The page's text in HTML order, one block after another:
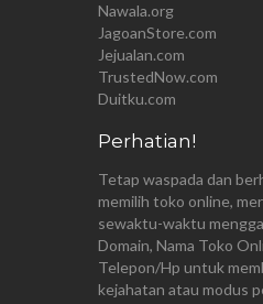
Nawala.org
JagoanStore.com
Jejualan.com
TrustedNow.com
Duitku.com
Perhatian!
Tetap waspada dan
memilih toko online,
sewaktu-waktu
Domain, Nama Toko
Telepon/Hp untuk
kejahatan atau modus